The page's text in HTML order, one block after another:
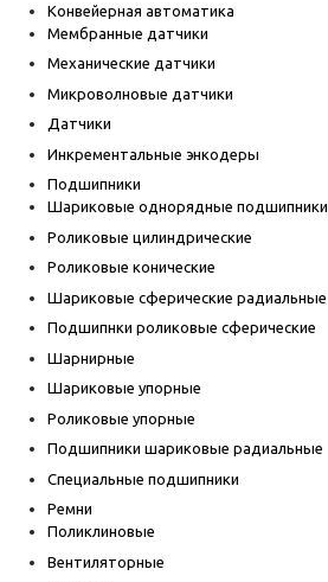
Конвейерная автоматика
Мембранные датчики
Механические датчики
Микроволновые датчики
Датчики
Инкрементальные энкодеры
Подшипники
Шариковые однорядные подшипники
Роликовые цилиндрические
Роликовые конические
Шариковые сферические радиальные
Подшипнки роликовые сферические
Шарнирные
Шариковые упорные
Роликовые упорные
Подшипники шариковые радиальные
Специальные подшипники
Ремни
Поликлиновые
Вентиляторные